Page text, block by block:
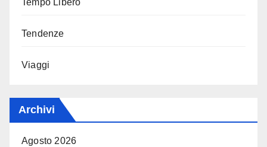
Tendenze
Viaggi
Archivi
Agosto 2026